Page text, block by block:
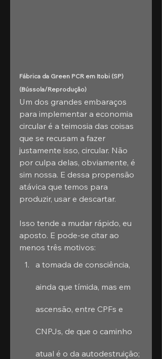
Fábrica da Green PCR em Itobi (SP)
(Bússola/Reprodução)
Um dos grandes embaraços
para implementar a economia
circular é a teimosia das coisas
que se recusam a fazer
justamente isso, circular. Não
por culpa delas, obviamente, é
sim nossa. E dessa propensão
atávica que temos para
produzir, usar e descartar.
Isso tende a mudar rápido, eu
aposto. E pode-se citar ao
menos três motivos:
a tomada de consciência,
ainda que tímida, mas em
ascensão, entre CPFs e
CNPJs, de que o caminho
atual é o da autodestruição;